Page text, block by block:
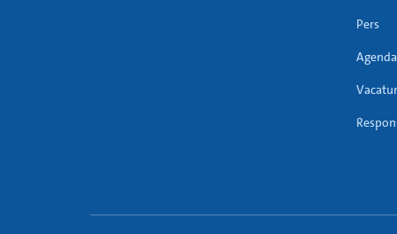
Pers
Agenda